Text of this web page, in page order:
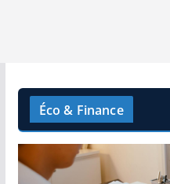
Éco & Finance